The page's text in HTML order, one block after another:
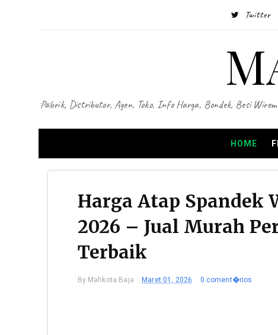
Twitter
Pabrik, Distributor, Agen, Toko, Info Harga, Bondek, Besi
HOME
Harga Atap Spandek
2026 – Jual Murah
Terbaik
By Mahkota Baja Maret 01, 2026 0 coment�rios